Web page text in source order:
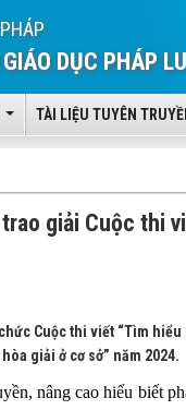
DỤC PHÁP
TÀI LIỆU TUYÊN
giải Cuộc thi
Cuộc thi viết “Tìm
giải ở cơ sở” năm 2024.
nâng cao hiểu biết